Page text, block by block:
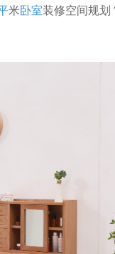
米卧室装修空间规划